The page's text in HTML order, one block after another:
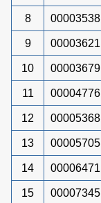
8 00003538
9 00003621
10 00003679
11 00004776
12 00005368
13 00005705
14 00006471
15 00007345